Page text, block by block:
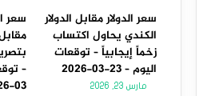
سعر الدولار مقابل الدولار
الكندي يحاول اكتساب
زخماً إيجابياً – توقعات
اليوم – 23-03-2026
مارس 23, 2026
سعر
03-2026